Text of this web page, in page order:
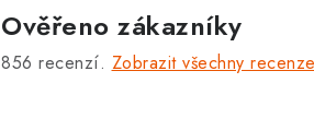
Ověřeno zákazníky
856 recenzí. Zobrazit všechny recenze